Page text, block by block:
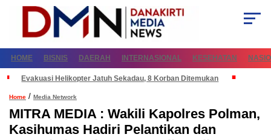
HOME BISNIS DAERAH INTERNASIONAL KESEHATAN
Evakuasi Helikopter Jatuh Sekadau, 8 Korban Ditemukan
Home / Media Network
MITRA MEDIA : Wakili Kapolres Polman,
Kasihumas Hadiri Pelantikan dan